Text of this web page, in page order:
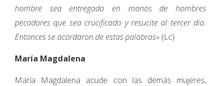
hombre sea entregado en manos de hombres
pecadores que sea crucificado y resucite al tercer día.
Entonces se acordaron de estas palabras» (Lc)
María Magdalena
María Magdalena acude con las demás mujeres,